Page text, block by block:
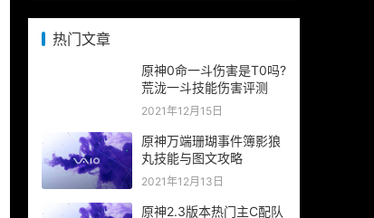
热门文章
原神0命一斗伤害是T0吗?
荒泷一斗技能伤害评测
2021年12月15日
原神万端珊瑚事件簿影狼
丸技能与图文攻略
2021年12月13日
原神2.3版本热门主C配队